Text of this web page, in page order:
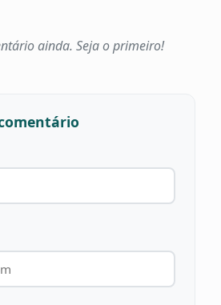
ainda. Seja o primeiro!